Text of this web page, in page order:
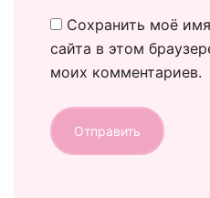
Сохранить моё
сайта в этом
моих комментариев.